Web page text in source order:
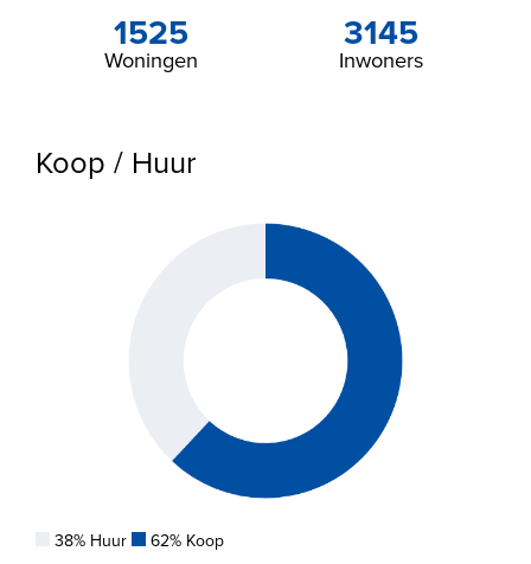
1525
Woningen
3145
Inwoners
Koop / Huur
38% Huur 62% Koop